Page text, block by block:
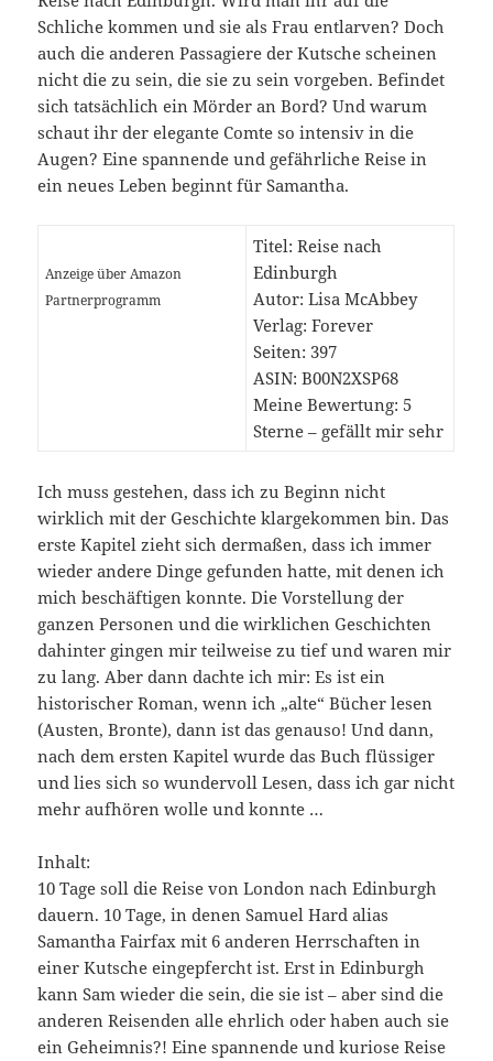
Schliche kommen und sie als Frau entlarven? Doch
auch die anderen Passagiere der Kutsche scheinen
nicht die zu sein, die sie zu sein vorgeben. Befindet
sich tatsächlich ein Mörder an Bord? Und warum
schaut ihr der elegante Comte so intensiv in die
Augen? Eine spannende und gefährliche Reise in
ein neues Leben beginnt für Samantha.
Anzeige über Amazon
Partnerprogramm
Titel: Reise nach
Edinburgh
Autor: Lisa McAbbey
Verlag: Forever
Seiten: 397
ASIN: B00N2XSP68
Meine Bewertung: 5
Sterne – gefällt mir sehr
Ich muss gestehen, dass ich zu Beginn nicht
wirklich mit der Geschichte klargekommen bin. Das
erste Kapitel zieht sich dermaßen, dass ich immer
wieder andere Dinge gefunden hatte, mit denen ich
mich beschäftigen konnte. Die Vorstellung der
ganzen Personen und die wirklichen Geschichten
dahinter gingen mir teilweise zu tief und waren mir
zu lang. Aber dann dachte ich mir: Es ist ein
historischer Roman, wenn ich „alte“ Bücher lesen
(Austen, Bronte), dann ist das genauso! Und dann,
nach dem ersten Kapitel wurde das Buch flüssiger
und lies sich so wundervoll Lesen, dass ich gar nicht
mehr aufhören wolle und konnte …
Inhalt:
10 Tage soll die Reise von London nach Edinburgh
dauern. 10 Tage, in denen Samuel Hard alias
Samantha Fairfax mit 6 anderen Herrschaften in
einer Kutsche eingepfercht ist. Erst in Edinburgh
kann Sam wieder die sein, die sie ist – aber sind die
anderen Reisenden alle ehrlich oder haben auch sie
ein Geheimnis?! Eine spannende und kuriose Reise